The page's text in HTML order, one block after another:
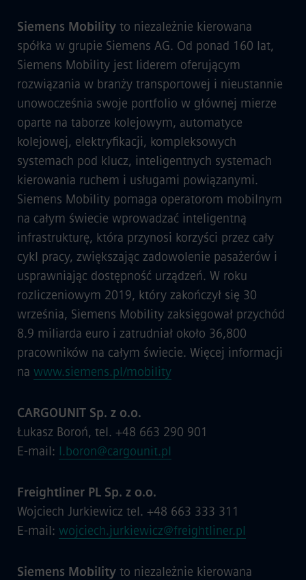
Siemens Mobility to niezależnie kierowana
spółka w grupie Siemens AG. Od ponad 160 lat,
Siemens Mobility jest liderem oferującym
rozwiązania w branży transportowej i nieustannie
unowocześnia swoje portfolio w głównej mierze
oparte na taborze kolejowym, automatyce
kolejowej, elektryfikacji, kompleksowych
systemach pod klucz, inteligentnych systemach
kierowania ruchem i usługami powiązanymi.
Siemens Mobility pomaga operatorom mobilnym
na całym świecie wprowadzać inteligentną
infrastrukturę, która przynosi korzyści przez cały
cykl pracy, zwiększając zadowolenie pasażerów i
usprawniając dostępność urządzeń. W roku
rozliczeniowym 2019, który zakończył się 30
września, Siemens Mobility zaksięgował przychód
8.9 miliarda euro i zatrudniał około 36,800
pracowników na całym świecie. Więcej informacji
na www.siemens.pl/mobility
CARGOUNIT Sp. z o.o.
Łukasz Boroń, tel. +48 663 290 901
E-mail: l.boron@cargounit.pl
Freightliner PL Sp. z o.o.
Wojciech Jurkiewicz tel. +48 663 333 311
E-mail: wojciech.jurkiewicz@freightliner.pl
Siemens Mobility to niezależnie kierowana